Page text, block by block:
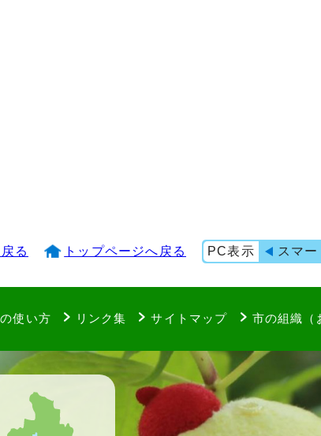
る トップページへ戻る PC表示 スマ
使い方 リンク集 サイトマップ 市の組織（